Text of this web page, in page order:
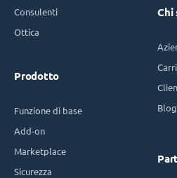
Consulenti
Ottica
Prodotto
Funzione di base
Add-on
Marketplace
Sicurezza
Chi
Blog